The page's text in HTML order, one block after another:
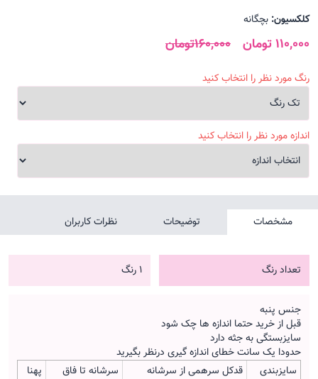
کلکسیون: بچگانه
110,000 تومان 160,000تومان
رنگ مورد نظر را انتخاب کنید
اندازه مورد نظر را انتخاب کنید
مشخصات توضیحات نظرات کاربران
تعداد رنگ 1 رنگ
جنس پنبه
قبل از خرید حتما اندازه ها چک شود
سایزبستگی به جثه دارد
حدودا یک سانت خطای اندازه گیری درنظر بگیرید
سایزبندی
قدکل سرهمی از سرشانه سرشانه تا فاق
پهنا